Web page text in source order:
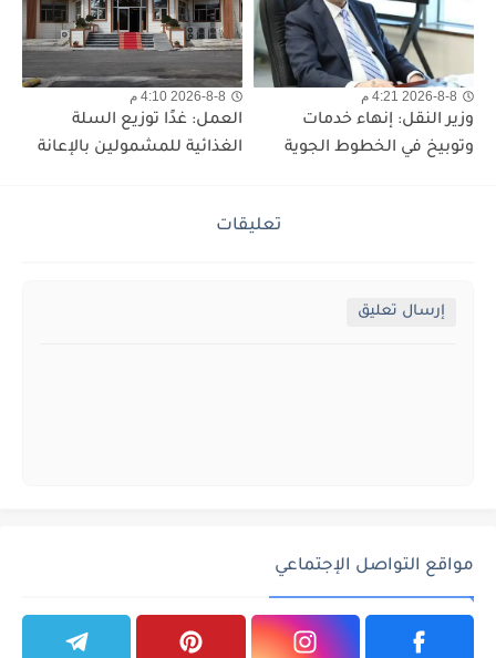
2026-8-8 4:21 م
وزير النقل: إنهاء خدمات
وتوبيخ في الخطوط الجوية
2026-8-8 4:10 م
العمل: غدًا توزيع السلة
الغذائية للمشمولين بالإعانة
تعليقات
إرسال تعليق
مواقع التواصل الإجتماعي